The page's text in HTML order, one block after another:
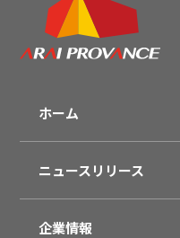
ホーム
ニュースリリース
企業情報